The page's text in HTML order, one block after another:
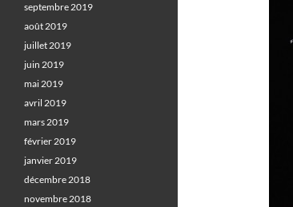
septembre 2019
août 2019
juillet 2019
juin 2019
mai 2019
avril 2019
mars 2019
février 2019
janvier 2019
décembre 2018
novembre 2018